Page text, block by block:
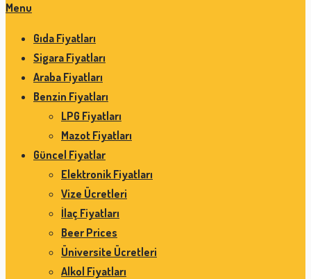
Menu
Gıda Fiyatları
Sigara Fiyatları
Araba Fiyatları
Benzin Fiyatları
LPG Fiyatları
Mazot Fiyatları
Güncel Fiyatlar
Elektronik Fiyatları
Vize Ücretleri
İlaç Fiyatları
Beer Prices
Üniversite Ücretleri
Alkol Fiyatları